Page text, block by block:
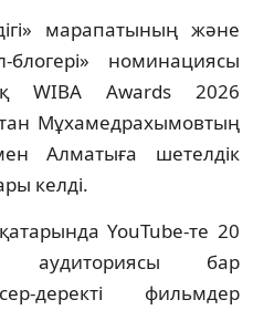
марапатының және
блогері» номинациясы
WIBA Awards 2026
Мұхамедрахымовтың
Алматыға шетелдік
келді.
YouTube-те 20
аудиториясы бар
деректі фильмдер